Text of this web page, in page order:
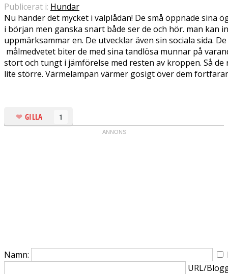
Publicerat i: Hundar
Nu händer det mycket i valplådan! De små öppnade sina
i början men ganska snart både ser de och hör. man
uppmärksammar en. De utvecklar även sin sociala sida.
målmedvetet biter de med sina tandlösa munnar på
stort och tungt i jämförelse med resten av kroppen. Så
lite större. Värmelampan värmer gosigt över dem
1
GILLA
Namn:
URL/